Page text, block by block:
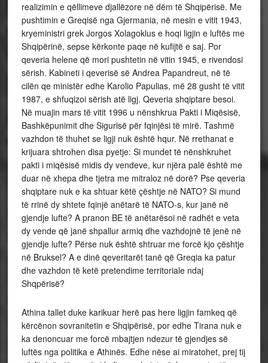
realizimin e qëllimeve djallëzore në dëm të Shqipërisë. Me
pushtimin e Greqisë nga Gjermania, në mesin e vitit 1943,
kryeministri grek Jorgos Xolagoklus e hoqi ligjin e luftës me
Shqipërinë, sepse kërkonte paqe në kufijtë e saj. Por
qeveria helene që mori pushtetin në vitin 1945, e rivendosi
sërish. Kabineti i qeverisë së Andrea Papandreut, në të
cilën qe ministër edhe Karolio Papulias, më 28 gusht të vitit
1987, e shfuqizoi sërish atë ligj. Qeveria shqiptare besoi.
Në muajin mars të vitit 1996 u nënshkrua Pakti i Miqësisë,
Bashkëpunimit dhe Sigurisë për fqinjësi të mirë. Tashmë
vazhdon të thuhet se ligji nuk është hqur. Në rrethanat e
krijuara shtrohen disa pyetje: Si mundet të nënshkruhet
pakti i miqësisë midis dy vendeve, kur njëra palë është me
duar në xhepa dhe tjetra me mitraloz në dorë? Pse qeveria
shqiptare nuk e ka shtuar këtë çështje në NATO? Si mund
të rrinë dy shtete fqinjë anëtarë të NATO-s, kur janë në
gjendje lufte? A pranon BE të anëtarësoi në radhët e veta
dy vende që janë shpallur armiq dhe vazhdojnë të jenë në
gjendje lufte? Përse nuk është shtruar me forcë kjo çështje
në Bruksel? A e dinë qeveritarët tanë që Greqia ka patur
dhe vazhdon të ketë pretendime territoriale ndaj
Shqpërisë?
Athina tallet duke karikuar herë pas here ligjin famkeq që
kërcënon sovranitetin e Shqipërisë, por edhe Tirana nuk e
ka denoncuar me forcë mbajtjen ndezur të gjendjes së
luftës nga politika e Athinës. Edhe nëse ai miratohet, prej tij